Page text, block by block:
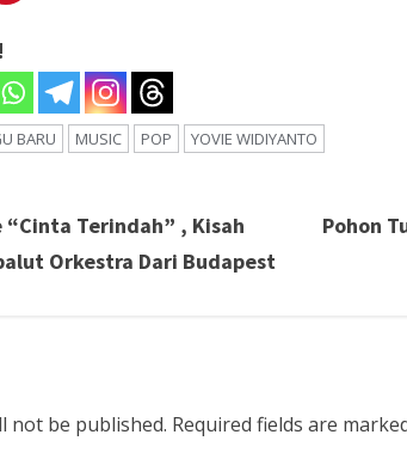
BARU MUSIC POP YOVIE WIDIYANTO
“Cinta Terindah” , Kisah
Orkestra Dari Budapest
Pohon
not be published. Required fields are